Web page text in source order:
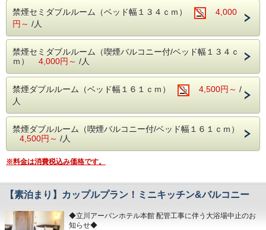
◆立川アーバンホテル展望風呂営業時間のお知らせ◆
になります
【アクセス情報】
・ＪＲ立川駅南口より徒歩４分
・多摩都市モノレール立川南駅より徒歩5分
【近隣施設へ】
・GREEN SPRINGS（TACHIKAWA STAGE GARDEN）ま
で 徒歩15分
・立川 諏訪神社まで徒歩14分
・ベルーナドームまで 電車約60分
禁煙セミダブルルーム（ベッド幅１３４ｃｍ）
4,000
円～ /人
禁煙セミダブルルーム（喫煙バルコニー付/ベッド幅１３４ｃ
ｍ） 4,000円～ /人
禁煙ダブルルーム（ベッド幅１６１ｃｍ） 4,500円～ /
人
禁煙ダブルルーム（喫煙バルコニー付/ベッド幅１６１ｃｍ）
4,500円～ /人
※料金は消費税込み価格です。
【素泊まり】カップルプラン！ミニキッチン&バルコニー
◆立川アーバンホテル本館 配管工事に伴う大浴場中止のお
知らせ◆